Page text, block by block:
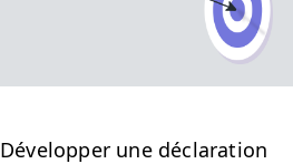
Dévelop­per une déc­la­ra­tion